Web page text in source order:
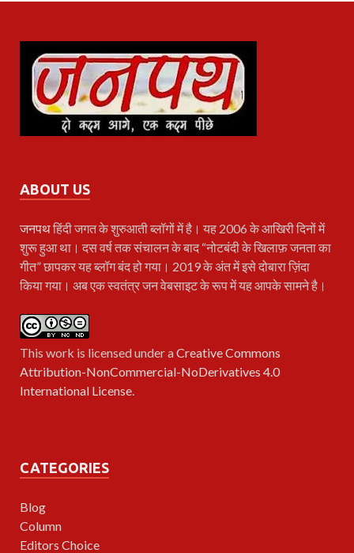
ABOUT US
जनपथहिंदी जगत के शुरुआती ब्लॉगों में है। यह 2006 के आखिरी दिनों में
शुरू हुआ था। दस वर्ष तक संचालन के बाद “नोटबंदी के खिलाफ़ जनता का
गीत” छापकर यह ब्लॉग बंद हो गया। 2019 के अंत में इसे दोबारा ज़िंदा
किया गया। अब एक स्वतंत्र जन वेबसाइट के रूप में यह आपके सामने है।
This work is licensed under aCreative Commons
Attribution-NonCommercial-NoDerivatives 4.0
International License.
CATEGORIES
Blog
Column
Editors Choice